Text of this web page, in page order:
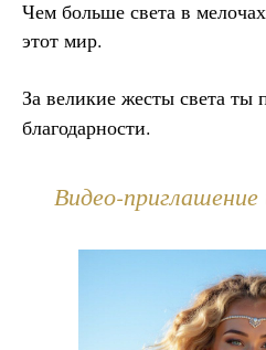
Чем больше света в
этот мир.
За великие жесты света ты
благодарности.
Видео-